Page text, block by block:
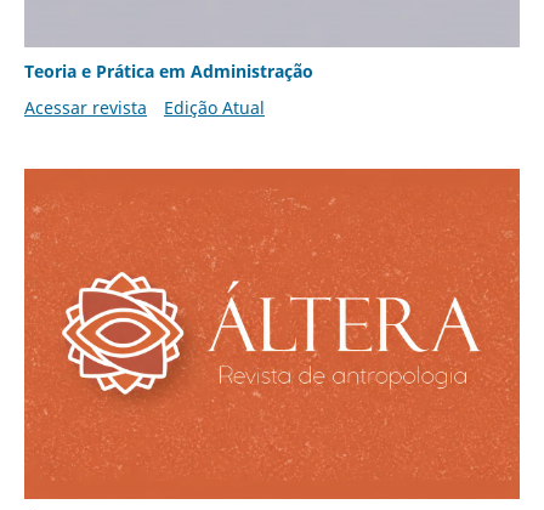
Teoria e Prática em Administração
Acessar revista
Edição Atual